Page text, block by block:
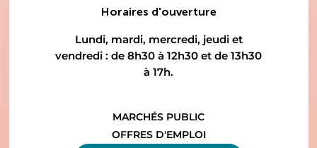
Horaires d'ouverture
Lundi, mardi, mercredi, jeudi et
vendredi : de 8h30 à 12h30 et de 13h30
à 17h.
MARCHÉS PUBLIC
OFFRES D'EMPLOI